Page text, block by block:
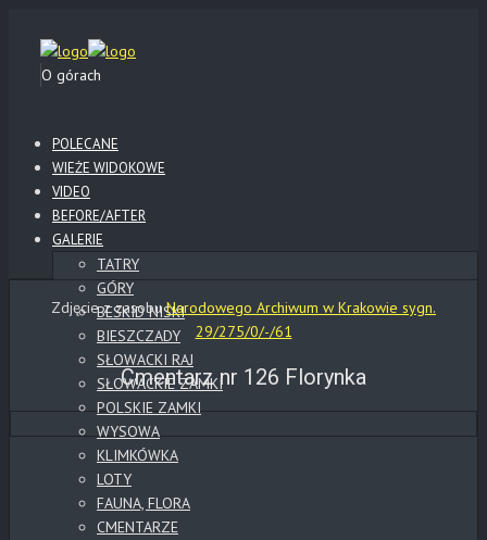
O górach
POLECANE
WIEŻE WIDOKOWE
VIDEO
BEFORE/AFTER
GALERIE
TATRY
GÓRY
BESKID NISKI
BIESZCZADY
SŁOWACKI RAJ
SŁOWACKIE ZAMKI
POLSKIE ZAMKI
WYSOWA
KLIMKÓWKA
LOTY
FAUNA, FLORA
CMENTARZE
Zdjęcie z zasobuNarodowego Archiwum w Krakowie sygn.
29/275/0/-/61
Cmentarz nr 126 Florynka